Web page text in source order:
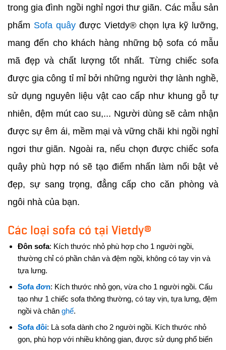
trong gia đình ngồi nghỉ ngơi thư giãn. Các mẫu sản
phẩm Sofa quâyđược Vietdy® chọn lựa kỹ lưỡng,
mang đến cho khách hàng những bộ sofa có mẫu
mã đẹp và chất lượng tốt nhất. Từng chiếc sofa
được gia công tỉ mỉ bởi những người thợ lành nghề,
sử dụng nguyên liệu vật cao cấp như khung gỗ tự
nhiên, đệm mút cao su,... Người dùng sẽ cảm nhận
được sự êm ái, mềm mại và vững chãi khi ngồi nghỉ
ngơi thư giãn. Ngoài ra, nếu chọn được chiếc sofa
quây phù hợp nó sẽ tạo điểm nhấn làm nổi bật vẻ
đẹp, sự sang trọng, đẳng cấp cho căn phòng và
ngôi nhà của bạn.
Các loại sofa có tại Vietdy®
Đôn sofa: Kích thước nhỏ phù hợp cho 1 người ngồi,
thường chỉ có phần chân và đệm ngồi, không có tay vịn và
tựa lưng.
Sofa đơn: Kích thước nhỏ gọn, vừa cho 1 người ngồi. Cấu
tạo như 1 chiếc sofa thông thường, có tay vịn, tựa lưng, đệm
ngồi và chân ghế.
Sofa đôi: Là sofa dành cho 2 người ngồi. Kích thước nhỏ
gọn, phù hợp với nhiều không gian, được sử dụng phổ biến